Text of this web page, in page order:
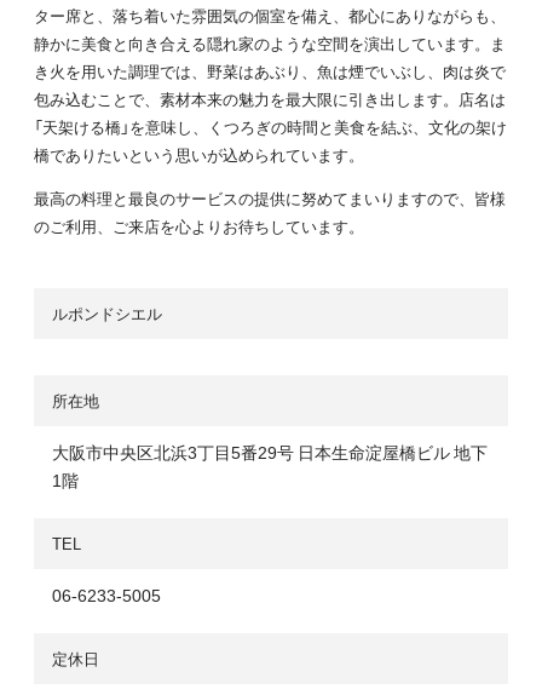
ター席と、落ち着いた雰囲気の個室を備え、都心にありながらも、
静かに美食と向き合える隠れ家のような空間を演出しています。ま
き火を用いた調理では、野菜はあぶり、魚は煙でいぶし、肉は炎で
包み込むことで、素材本来の魅力を最大限に引き出します。店名は
「天架ける橋」を意味し、くつろぎの時間と美食を結ぶ、文化の架け
橋でありたいという思いが込められています。
最高の料理と最良のサービスの提供に努めてまいりますので、皆様
のご利用、ご来店を心よりお待ちしています。
ルポンドシエル
所在地
大阪市中央区北浜3丁目5番29号 日本生命淀屋橋ビル 地下
1階
TEL
06-6233-5005
定休日